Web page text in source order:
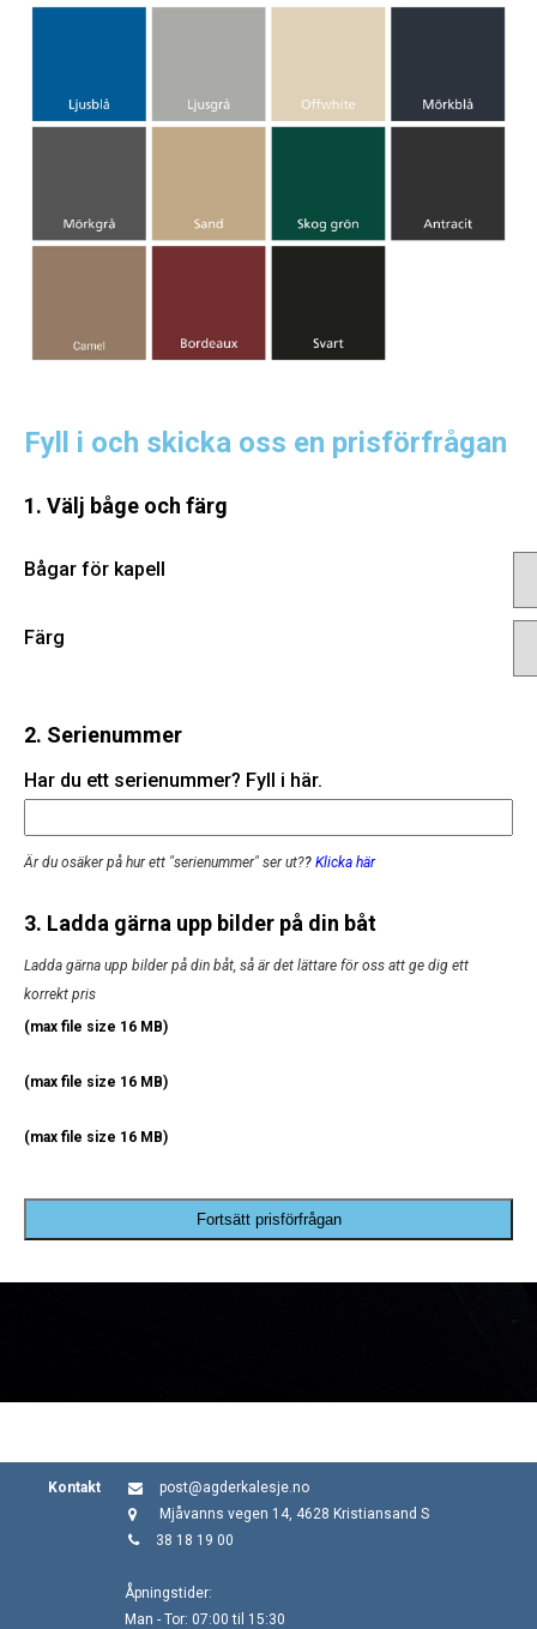
Fyll i och skicka oss en prisförfrågan
1. Välj båge och färg
Bågar för kapell
Färg
2. Serienummer
Har du ett serienummer? Fyll i här.
Är du osäker på hur ett "serienummer" ser ut?? Klicka här
3. Ladda gärna upp bilder på din båt
Ladda gärna upp bilder på din båt, så är det lättare för oss att ge dig ett
korrekt pris
(max file size 16 MB)
(max file size 16 MB)
(max file size 16 MB)
Fortsätt prisförfrågan
Kontakt
post@agderkalesje.no
Mjåvanns vegen 14, 4628 Kristiansand S
38 18 19 00
Åpningstider:
Man - Tor: 07:00 til 15:30